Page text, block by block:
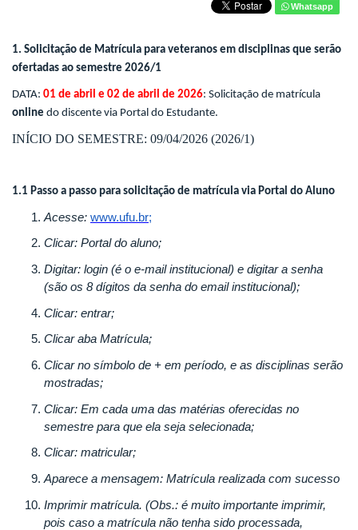
Whatsapp
1. Solicitação de Matrícula para veteranos em disciplinas que serão
ofertadas ao semestre 2026/1
DATA: 01 de abril e 02 de abril de 2026: Solicitação de matrícula
online do discente via Portal do Estudante.
INÍCIO DO SEMESTRE: 09/04/2026 (2026/1)
1.1 Passo a passo para solicitação de matrícula via Portal do Aluno
Acesse: www.ufu.br;
Clicar: Portal do aluno;
Digitar: login (é o e-mail institucional) e digitar a senha
(são os 8 dígitos da senha do email institucional);
Clicar: entrar;
Clicar aba Matrícula;
Clicar no símbolo de + em período, e as disciplinas serão
mostradas;
Clicar: Em cada uma das matérias oferecidas no
semestre para que ela seja selecionada;
Clicar: matricular;
Aparece a mensagem: Matrícula realizada com sucesso
Imprimir matrícula. (Obs.: é muito importante imprimir,
pois caso a matrícula não tenha sido processada,